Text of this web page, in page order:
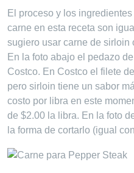
El proceso y los
carne en esta receta son
sugiero usar carne de sirloin
En la foto abajo el pedazo
Costco. En Costco el filete
pero sirloin tiene un sabor
costo por libra en este
de $2.00 la libra. En la foto
la forma de cortarlo (igual